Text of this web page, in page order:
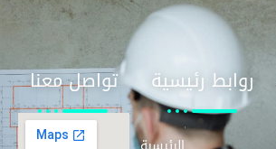
روابط رئيسية تواصل معنا